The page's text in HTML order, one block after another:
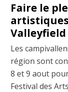
Faire le
Valleyfield
Les
région sont
8 et 9 aout
Festival des